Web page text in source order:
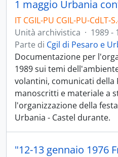
IT CGIL-PU CGIL-PU-CdLT-
Unità archivistica · 1989 -
Parte di Cgil di Pesaro e
Documentazione per
1989 sui temi
volantini, comunicati della
manoscritti e materiale a
l'organizzazione della
Urbania - Castel durante.